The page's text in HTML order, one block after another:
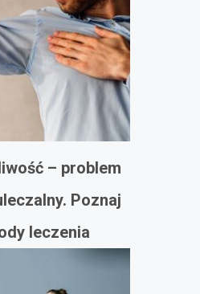
– problem
Poznaj
leczenia